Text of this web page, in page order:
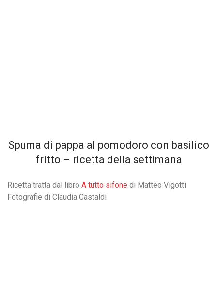
Spuma di pappa al pomodoro con basilico
fritto – ricetta della settimana
Ricetta tratta dal libro A tutto sifone di Matteo Vigotti
Fotografie di Claudia Castaldi